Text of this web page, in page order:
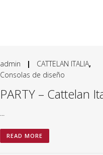
admin | CATTELAN ITALIA,
Consolas de diseño
PARTY – Cattelan
READ MORE